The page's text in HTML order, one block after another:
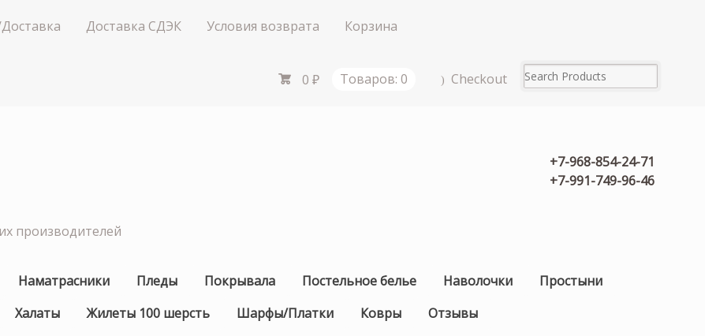
Доставка СДЭК Условия возврата Корзина
0 ₽ Товаров: 0 Checkout
+7-968-854-24-71
+7-991-749-96-46
производителей
Наматрасники Пледы Покрывала Постельное белье Наволочки
Простыни
Халаты Жилеты 100 шерсть Шарфы/Платки Ковры
Отзывы